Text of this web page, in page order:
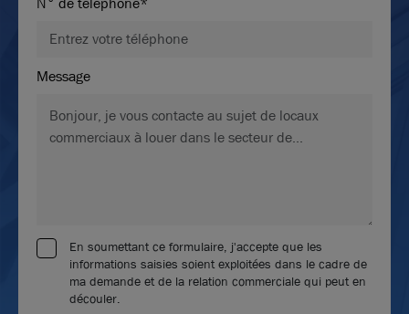
Message
En soumettant ce formulaire, j'accepte que les
informations saisies soient exploitées dans le cadre de
ma demande et de la relation commerciale qui peut en
découler.